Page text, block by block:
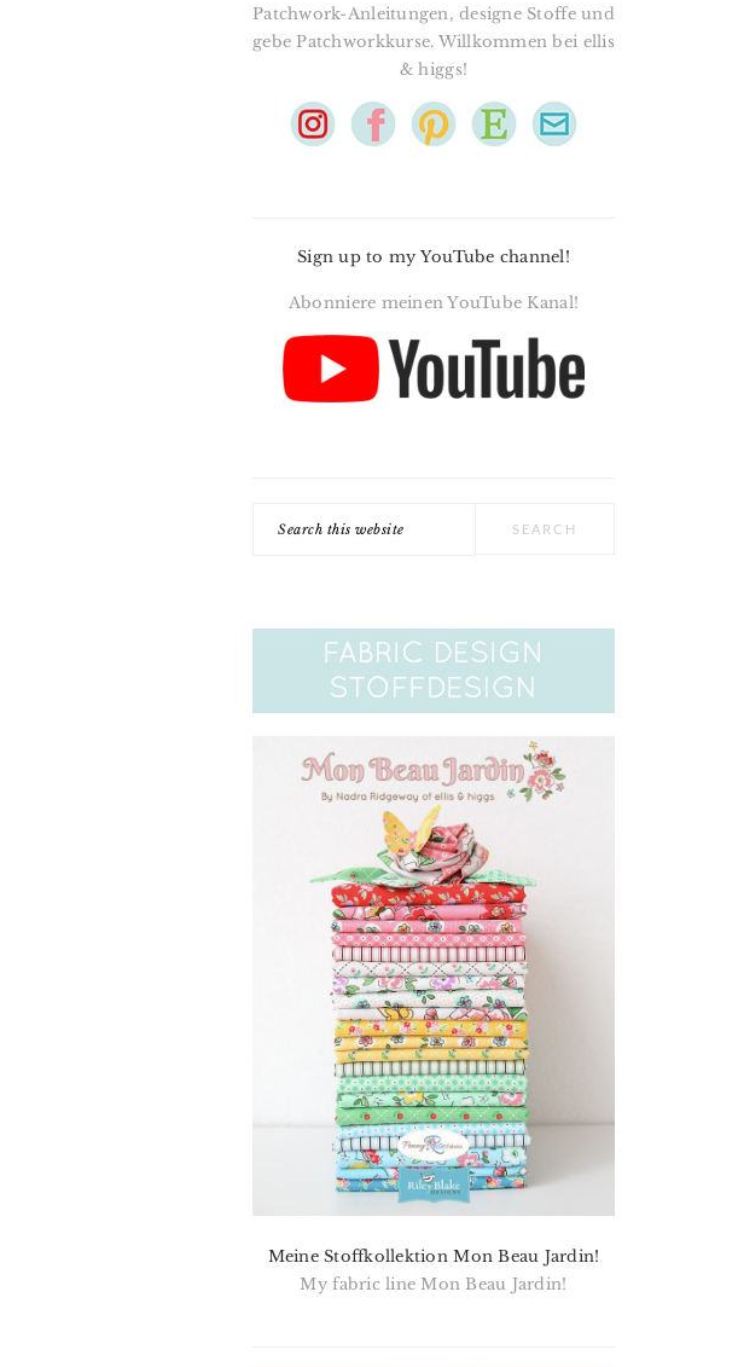
Patchwork-Anleitungen, designe Stoffe und
gebe Patchworkkurse. Willkommen bei ellis
& higgs!
Sign up to my YouTube channel!
Abonniere meinen YouTube Kanal!
Meine Stoffkollektion Mon Beau Jardin!
My fabric line Mon Beau Jardin!